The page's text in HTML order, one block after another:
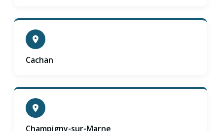
Cachan
Champigny-sur-Marne